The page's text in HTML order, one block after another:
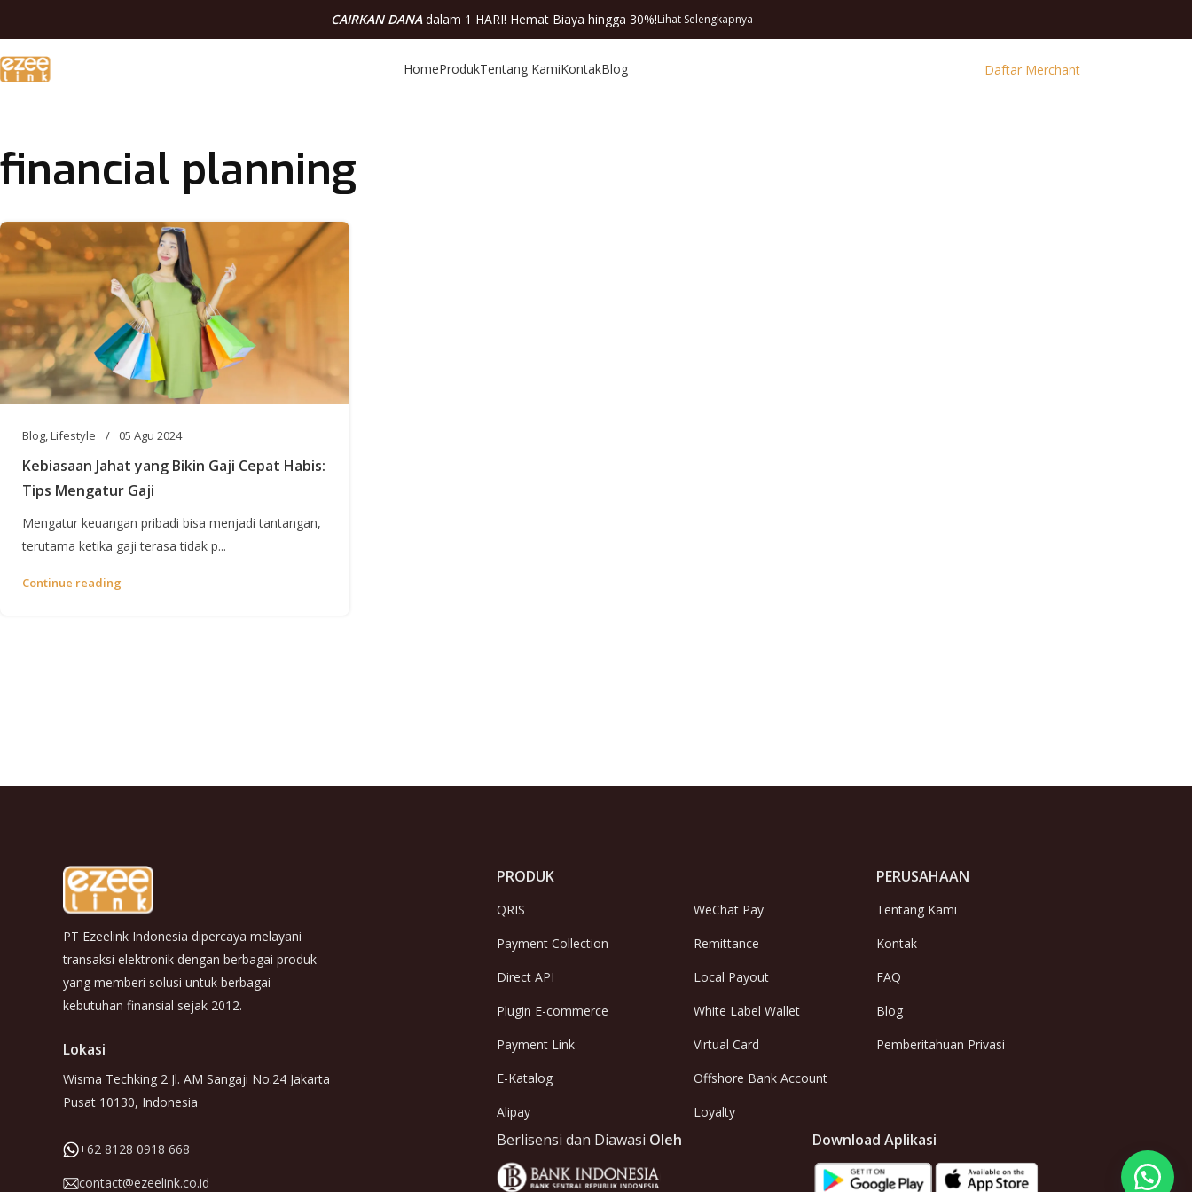
CAIRKAN DANAdalam 1 HARI! Hemat Biaya hingga 30%!Lihat Selengkapnya
HomeProdukTentang KamiKontakBlog Daftar Merchant
financial planning
Blog,Lifestyle 05 Agu 2024
Kebiasaan Jahat yang Bikin Gaji Cepat Habis:
Tips Mengatur Gaji
Mengatur keuangan pribadi bisa menjadi tantangan,
terutama ketika gaji terasa tidak p...
Continue reading
PT Ezeelink Indonesia dipercaya melayani
transaksi elektronik dengan berbagai produk
yang memberi solusi untuk berbagai
kebutuhan finansial sejak 2012.
Lokasi
Wisma Techking 2 Jl. AM Sangaji No.24 Jakarta
Pusat 10130, Indonesia
+62 8128 0918 668
contact@ezeelink.co.id
PRODUK
QRIS
Payment Collection
Direct API
Plugin E-commerce
Payment Link
E-Katalog
Alipay
WeChat Pay
Remittance
Local Payout
White Label Wallet
Virtual Card
Offshore Bank Account
Loyalty
PERUSAHAAN
Tentang Kami
Kontak
FAQ
Blog
Pemberitahuan Privasi
Berlisensi dan Diawasi Oleh Download Aplikasi